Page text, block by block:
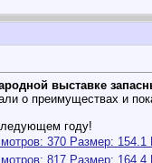
выставке
о преимуществах и
году!